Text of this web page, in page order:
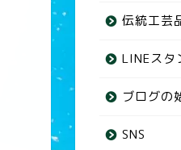
伝統工芸
LINEスタ
ブログの
SNS